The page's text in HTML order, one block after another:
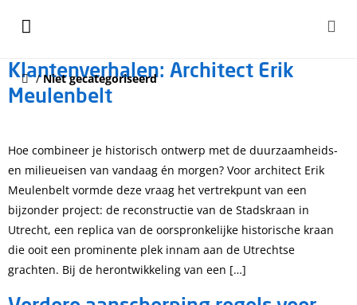
/Niet gecategoriseerd
Klantenverhalen: Architect Erik
Meulenbelt
Hoe combineer je historisch ontwerp met de duurzaamheids-
en milieueisen van vandaag én morgen? Voor architect Erik
Meulenbelt vormde deze vraag het vertrekpunt van een
bijzonder project: de reconstructie van de Stadskraan in
Utrecht, een replica van de oorspronkelijke historische kraan
die ooit een prominente plek innam aan de Utrechtse
grachten. Bij de herontwikkeling van een […]